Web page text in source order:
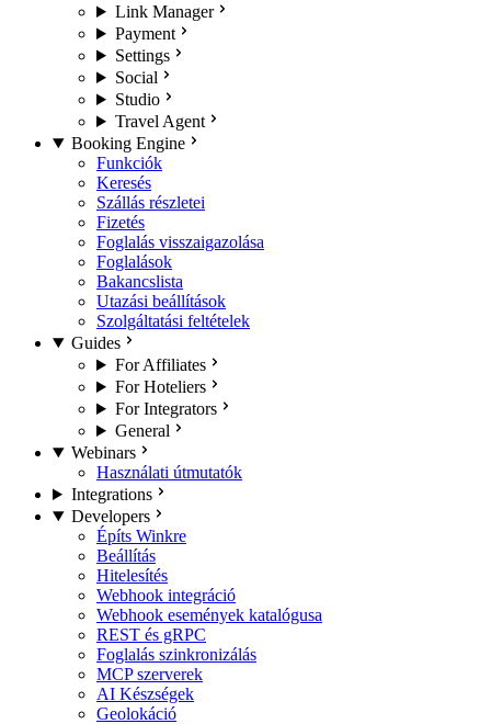
Link Manager
Payment
Settings
Social
Studio
Travel Agent
Booking Engine
Funkciók
Keresés
Szállás részletei
Fizetés
Foglalás visszaigazolása
Foglalások
Bakancslista
Utazási beállítások
Szolgáltatási feltételek
Guides
For Affiliates
For Hoteliers
For Integrators
General
Webinars
Használati útmutatók
Integrations
Developers
Építs Winkre
Beállítás
Hitelesítés
Webhook integráció
Webhook események katalógusa
REST és gRPC
Foglalás szinkronizálás
MCP szerverek
AI Készségek
Geolokáció